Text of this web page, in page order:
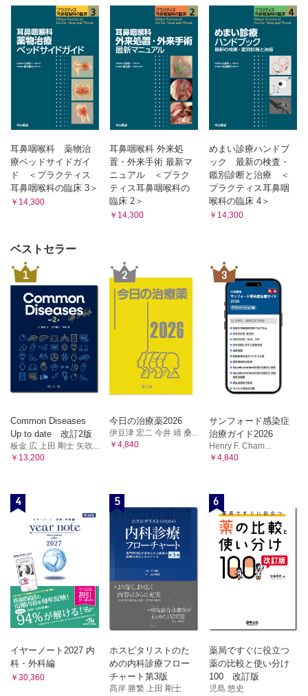
穣）
Appendix 診療ガイドライン等の入手先一覧
索引
耳鼻咽喉科 薬物治
療ベッドサイドガイ
ド ＜プラクティス
耳鼻咽喉科の臨床 3＞
￥14,300
耳鼻咽喉科 外来処
置・外来手術 最新マ
ニュアル ＜プラク
ティス耳鼻咽喉科の
臨床 2＞
￥14,300
めまい診療ハンドブ
ック 最新の検査・
鑑別診断と治療 ＜
プラクティス耳鼻咽
喉科の臨床 4＞
￥14,300
ベストセラー
1
Common Diseases
Up to date 改訂2版
板金 広 上田 剛士 矢吹...
￥13,200
2
今日の治療薬2026
伊豆津 宏二 今井 靖 桑...
￥4,840
3
サンフォード感染症
治療ガイド2026
Henry F. Cham...
￥4,840
4
イヤーノート2027 内
科・外科編
￥30,360
5
ホスピタリストのた
めの内科診療フロー
チャート第3版
髙岸 勝繁 上田 剛士
6
薬局ですぐに役立つ
薬の比較と使い分け
100 改訂版
児島 悠史